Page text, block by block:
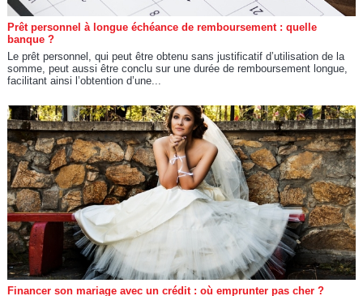
Prêt personnel à longue échéance de remboursement : quelle
banque ?
Le prêt personnel, qui peut être obtenu sans justificatif d’utilisation de la
somme, peut aussi être conclu sur une durée de remboursement longue,
facilitant ainsi l’obtention d’une...
Financer son mariage avec un crédit : où emprunter pas cher ?